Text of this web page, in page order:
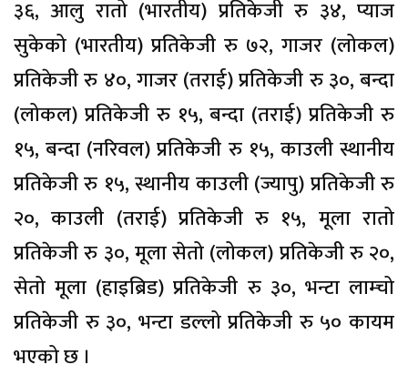
३६, आलु रातो (भारतीय) प्रतिकेजी रु ३४, प्याज
सुकेको (भारतीय) प्रतिकेजी रु ७२, गाजर (लोकल)
प्रतिकेजी रु ४०, गाजर (तराई) प्रतिकेजी रु ३०, बन्दा
(लोकल) प्रतिकेजी रु १५, बन्दा (तराई) प्रतिकेजी रु
१५, बन्दा (नरिवल) प्रतिकेजी रु १५, काउली स्थानीय
प्रतिकेजी रु १५, स्थानीय काउली (ज्यापु) प्रतिकेजी रु
२०, काउली (तराई) प्रतिकेजी रु १५, मूला रातो
प्रतिकेजी रु ३०, मूला सेतो (लोकल) प्रतिकेजी रु २०,
सेतो मूला (हाइब्रिड) प्रतिकेजी रु ३०, भन्टा लाम्चो
प्रतिकेजी रु ३०, भन्टा डल्लो प्रतिकेजी रु ५० कायम
भएको छ ।